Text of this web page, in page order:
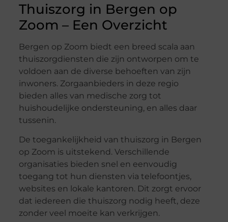
Thuiszorg in Bergen op
Zoom – Een Overzicht
Bergen op Zoom biedt een breed scala aan
thuiszorgdiensten die zijn ontworpen om te
voldoen aan de diverse behoeften van zijn
inwoners. Zorgaanbieders in deze regio
bieden alles van medische zorg tot
huishoudelijke ondersteuning, en alles daar
tussenin.
De toegankelijkheid van thuiszorg in Bergen
op Zoom is uitstekend. Verschillende
organisaties bieden snel en eenvoudig
toegang tot hun diensten via telefoontjes,
websites en lokale kantoren. Dit zorgt ervoor
dat iedereen die thuiszorg nodig heeft, deze
zonder veel moeite kan verkrijgen.